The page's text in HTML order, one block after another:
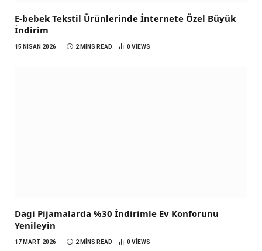
E-bebek Tekstil Ürünlerinde İnternete Özel Büyük
İndirim
15 NISAN 2026 2 MINS READ 0 VIEWS
Dagi Pijamalarda %30 İndirimle Ev Konforunu
Yenileyin
17 MART 2026 2 MINS READ 0 VIEWS